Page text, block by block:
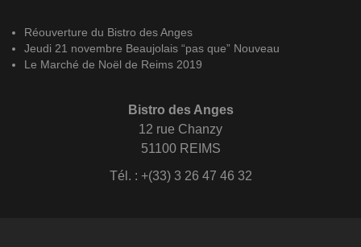
Réouverture du Bistro des Anges
Jeudi 21 novembre Beaujolais “pas que” Nouveau
Le Marché de Noël de Reims 2019
Bistro des Anges
12 rue Chanzy
51100 REIMS
Tél. : +(33) 3 26 47 46 32